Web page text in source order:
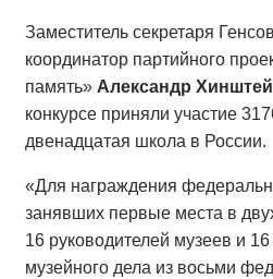
Заместитель секретаря
координатор партийного
память» Александр
конкурсе приняли участие
двенадцатая школа в России.
«Для награждения
занявших первые места в
16 руководителей музеев и
музейного дела из восьми